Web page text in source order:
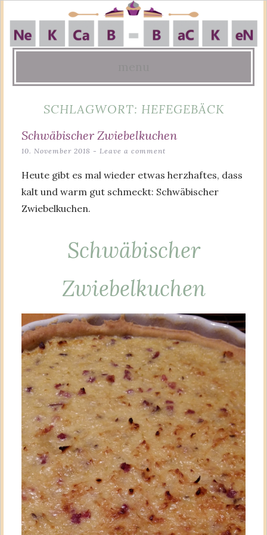
content
SCHLAGWORT: HEFEGEBÄCK
Schwäbischer Zwiebelkuchen
10. November 2018 Leave a comment
Heute gibt es mal wieder etwas herzhaftes, dass
kalt und warm gut schmeckt: Schwäbischer
Zwiebelkuchen.
Schwäbischer
Zwiebelkuchen